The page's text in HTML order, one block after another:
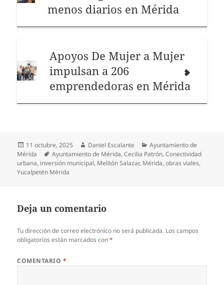
menos diarios en Mérida
Apoyos De Mujer a Mujer
impulsan a 206
emprendedoras en Mérida
Publicado
el
11 octubre, 2025 Autor
Daniel Escalante Categorías
Ayuntamiento de
Mérida
Etiquetas
Ayuntamiento de Mérida,Cecilia Patrón,Conectividad
urbana, inversión municipal, Melitón Salazar, Mérida,obras viales,
Yucalpetén Mérida
Deja un comentario
Tu dirección de correo electrónico no será publicada. Los campos
obligatorios están marcados con*
COMENTARIO *